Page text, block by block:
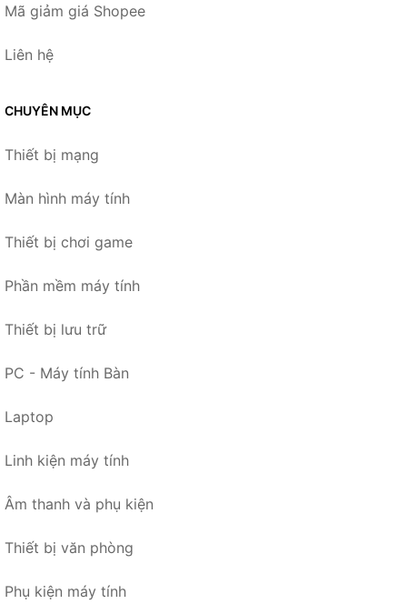
Mã giảm giá Shopee
Liên hệ
CHUYÊN MỤC
Thiết bị mạng
Màn hình máy tính
Thiết bị chơi game
Phần mềm máy tính
Thiết bị lưu trữ
PC - Máy tính Bàn
Laptop
Linh kiện máy tính
Âm thanh và phụ kiện
Thiết bị văn phòng
Phụ kiện máy tính